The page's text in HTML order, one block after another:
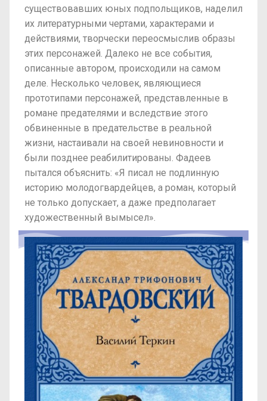
существовавших юных подпольщиков, наделил
их литературными чертами, характерами и
действиями, творчески переосмыслив образы
этих персонажей. Далеко не все события,
описанные автором, происходили на самом
деле. Несколько человек, являющиеся
прототипами персонажей, представленные в
романе предателями и вследствие этого
обвиненные в предательстве в реальной
жизни, настаивали на своей невиновности и
были позднее реабилитированы. Фадеев
пытался объяснить: «Я писал не подлинную
историю молодогвардейцев, а роман, который
не только допускает, а даже предполагает
художественный вымысел».